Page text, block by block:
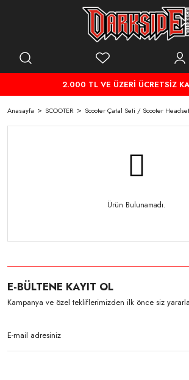
2.000 TL VE ÜZERİ ÜCRETSİZ
Anasayfa SCOOTER Scooter Çatal Seti / Scooter Headset
Ürün Bulunamadı.
E-BÜLTENE KAYIT OL
Kampanya ve özel tekliflerimizden ilk önce siz